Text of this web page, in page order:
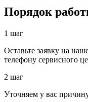
Порядок
1 шаг
Оставьте заявку на
телефону сервисного
2 шаг
Уточняем у вас